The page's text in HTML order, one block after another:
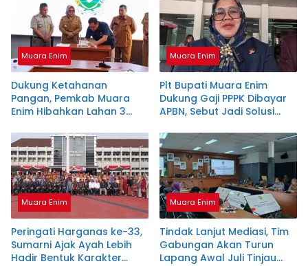
Muara Enim
Dukung Ketahanan
Pangan, Pemkab Muara
Enim Hibahkan Lahan 3
Bulog
Muara Enim
Plt Bupati Muara Enim
Dukung Gaji PPPK Dibayar
APBN, Sebut Jadi Solusi
Daerah
Muara Enim
Peringati Harganas ke-33,
Sumarni Ajak Ayah Lebih
Hadir Bentuk Karakter
Muara Enim
Tindak Lanjut Mediasi, Tim
Gabungan Akan Turun
Lapang Awal Juli Tinjau